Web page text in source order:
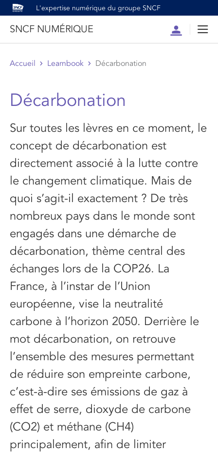
L'expertise numérique du groupe SNCF
SNCF NUMÉRIQUE
Compte
Accueil Learnbook Décarbonation
Décarbonation
Sur toutes les lèvres en ce moment, le
concept de décarbonation est
directement associé à la lutte contre
le changement climatique. Mais de
quoi s’agit-il exactement ? De très
nombreux pays dans le monde sont
engagés dans une démarche de
décarbonation, thème central des
échanges lors de la COP26. La
France, à l’instar de l’Union
européenne, vise la neutralité
carbone à l’horizon 2050. Derrière le
mot décarbonation, on retrouve
l’ensemble des mesures permettant
de réduire son empreinte carbone,
c’est-à-dire ses émissions de gaz à
effet de serre, dioxyde de carbone
(CO2) et méthane (CH4)
principalement, afin de limiter